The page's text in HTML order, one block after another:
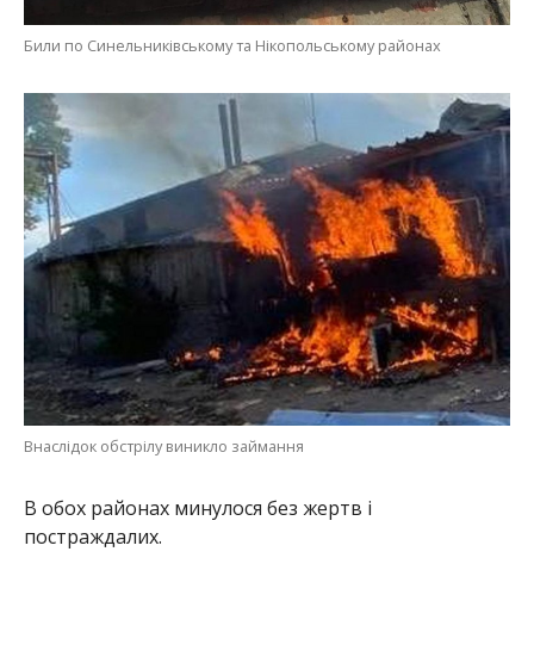
Били по Синельниківському та Нікопольському районах
Внаслідок обстрілу виникло займання
В обох районах минулося без жертв і
постраждалих.